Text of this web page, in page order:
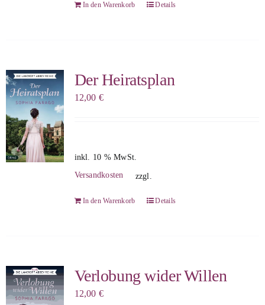
In den Warenkorb Details
Der Heiratsplan
12,00 €
inkl. 10 % MwSt.
zzgl.
Versandkosten
In den Warenkorb Details
Verlobung wider Willen
12,00 €